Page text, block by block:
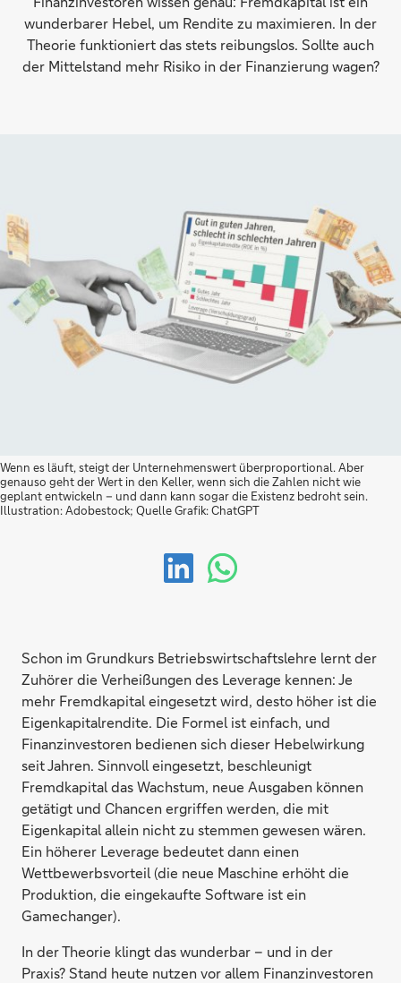
wunderbarer Hebel, um Rendite zu maximieren. In der
Theorie funktioniert das stets reibungslos. Sollte auch
der Mittelstand mehr Risiko in der Finanzierung wagen?
Wenn es läuft, steigt der Unternehmenswert überproportional. Aber
genauso geht der Wert in den Keller, wenn sich die Zahlen nicht wie
geplant entwickeln – und dann kann sogar die Existenz bedroht sein.
Illustration: Adobestock; Quelle Grafik: ChatGPT
Schon im Grundkurs Betriebswirtschaftslehre lernt der
Zuhörer die Verheißungen des Leverage kennen: Je
mehr Fremdkapital eingesetzt wird, desto höher ist die
Eigenkapitalrendite. Die Formel ist einfach, und
Finanzinvestoren bedienen sich dieser Hebelwirkung
seit Jahren. Sinnvoll eingesetzt, beschleunigt
Fremdkapital das Wachstum, neue Ausgaben können
getätigt und Chancen ergriffen werden, die mit
Eigenkapital allein nicht zu stemmen gewesen wären.
Ein höherer Leverage bedeutet dann einen
Wettbewerbsvorteil (die neue Maschine erhöht die
Produktion, die eingekaufte Software ist ein
Gamechanger).
In der Theorie klingt das wunderbar – und in der
Praxis? Stand heute nutzen vor allem Finanzinvestoren